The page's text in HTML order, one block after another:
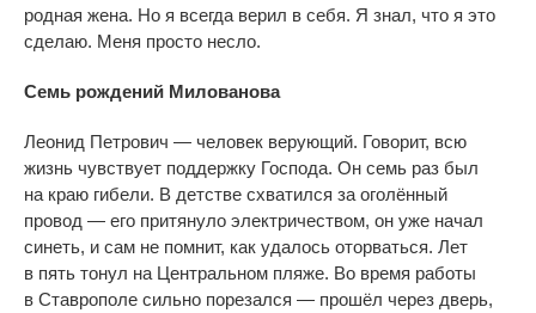
родная жена. Но я всегда верил в себя. Я знал, что я это
сделаю. Меня просто несло.
Семь рождений Милованова
Леонид Петрович — человек верующий. Говорит, всю
жизнь чувствует поддержку Господа. Он семь раз был
на краю гибели. В детстве схватился за оголённый
провод — его притянуло электричеством, он уже начал
синеть, и сам не помнит, как удалось оторваться. Лет
в пять тонул на Центральном пляже. Во время работы
в Ставрополе сильно порезался — прошёл через дверь,